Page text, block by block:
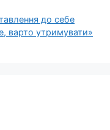
до себе
варто утримувати»